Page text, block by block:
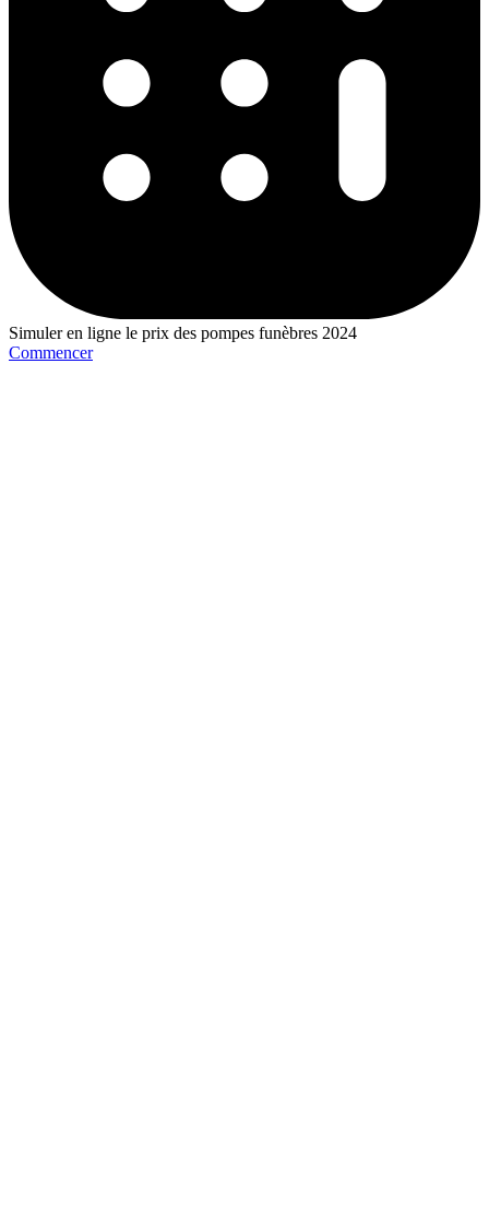
Simuler en ligne le prix des pompes funèbres 2024
Commencer